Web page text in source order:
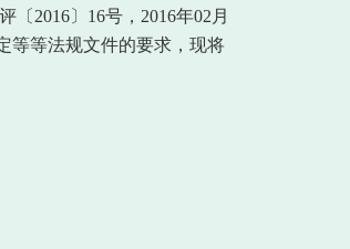
2016〕16号，2016年02月
等等法规文件的要求，现将